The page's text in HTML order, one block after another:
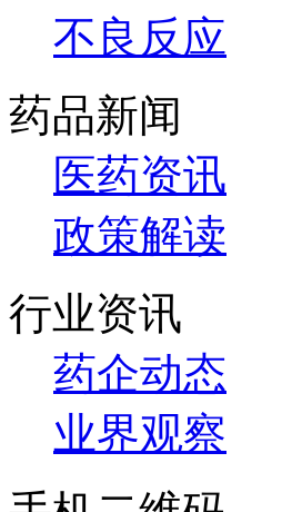
不良反应
药品新闻
医药资讯
政策解读
行业资讯
药企动态
业界观察